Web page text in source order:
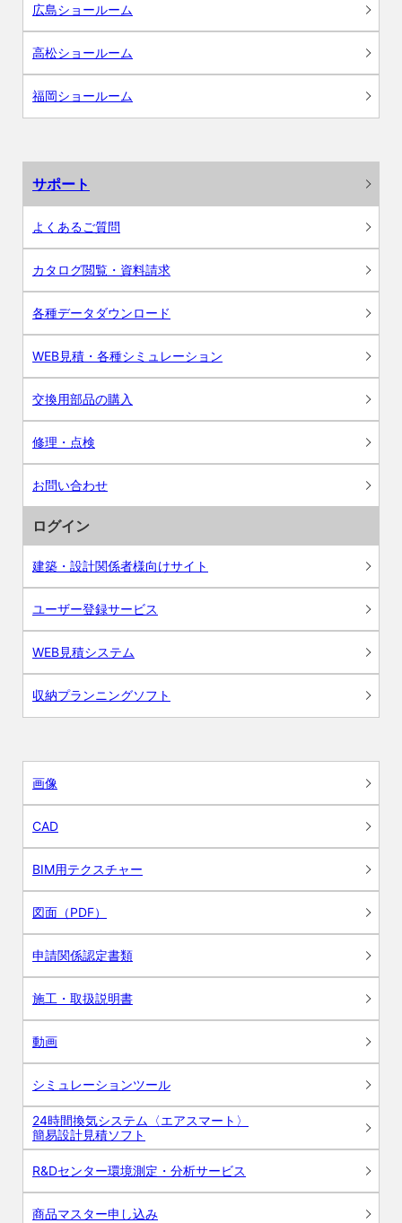
広島ショールーム
高松ショールーム
福岡ショールーム
サポート
よくあるご質問
カタログ閲覧・資料請求
各種データダウンロード
WEB見積・各種シミュレーション
交換用部品の購入
修理・点検
お問い合わせ
ログイン
建築・設計関係者様向けサイト
ユーザー登録サービス
WEB見積システム
収納プランニングソフト
画像
CAD
BIM用テクスチャー
図面（PDF）
申請関係認定書類
施工・取扱説明書
動画
シミュレーションツール
24時間換気システム〈エアスマート〉
簡易設計見積ソフト
R&Dセンター環境測定・分析サービス
商品マスター申し込み